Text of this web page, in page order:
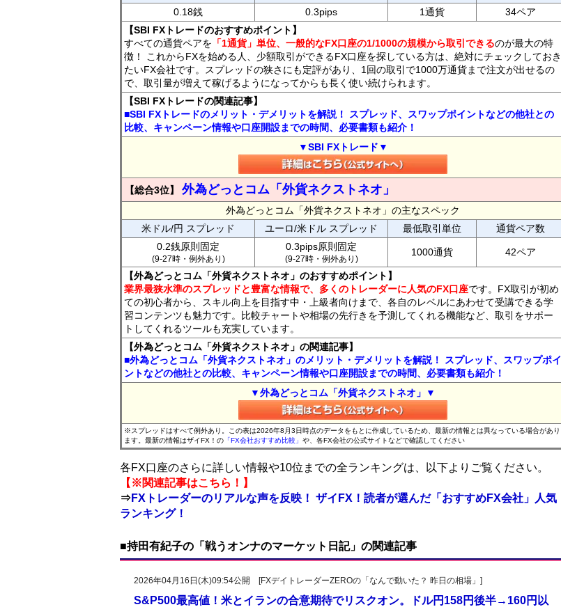
0.18銭
0.3pips 1通貨
34ペア
【SBI FXトレードのおすすめポイント】
すべての通貨ペアを 「1通貨」単位、一般的なFX口座の1/1000の規模から取引できるのが最大の特
徴！ これからFXを始める人、少額取引ができるFX口座を探している方は、絶対にチェックしておき
たいFX会社です。スプレッドの狭さにも定評があり、1回の取引で1000万通貨まで注文が出せるの
で、取引量が増えて稼げるようになってからも長く使い続けられます。
【SBI FXトレードの関連記事】
■SBI FXトレードのメリット・デメリットを解説！ スプレッド、スワップポイントなどの他社との
比較、キャンペーン情報や口座開設までの時間、必要書類も紹介！
▼SBI FXトレード▼
【総合3位】 外為どっとコム「外貨ネクストネオ」
外為どっとコム「外貨ネクストネオ」の主なスペック
米ドル/円 スプレッド
ユーロ/米ドル スプレッド 最低取引単位
通貨ペア数
0.2銭原則固定
(9-27時・例外あり)
0.3pips原則固定
(9-27時・例外あり)
1000通貨 42ペア
【外為どっとコム「外貨ネクストネオ」のおすすめポイント】
業界最狭水準のスプレッドと豊富な情報で、多くのトレーダーに人気のFX口座です。FX取引が初め
ての初心者から、スキル向上を目指す中・上級者向けまで、各自のレベルにあわせて受講できる学
習コンテンツも魅力です。比較チャートや相場の先行きを予測してくれる機能など、取引をサポー
トしてくれるツールも充実しています。
【外為どっとコム「外貨ネクストネオ」の関連記事】
■外為どっとコム「外貨ネクストネオ」のメリット・デメリットを解説！ スプレッド、スワップポイ
ントなどの他社との比較、キャンペーン情報や口座開設までの時間、必要書類も紹介！
▼外為どっとコム「外貨ネクストネオ」▼
※スプレッドはすべて例外あり。この表は2026年8月3日時点のデータをもとに作成しているため、最新の情報とは異なっている場合があり
ます。最新の情報はザイFX！の 「FX会社おすすめ比較」 や、各FX会社の公式サイトなどで確認してください
各FX口座のさらに詳しい情報や10位までの全ランキングは、以下よりご覧ください。
【※関連記事はこちら！】
⇒FXトレーダーのリアルな声を反映！ ザイFX！読者が選んだ「おすすめFX会社」人気
ランキング！
■持田有紀子の「戦うオンナのマーケット日記」の関連記事
2026年04月16日(木)09:54公開 [FXデイトレーダーZEROの「なんで動いた？ 昨日の相場」]
S&P500最高値！米とイランの合意期待でリスクオン。ドル円158円後半→160円以